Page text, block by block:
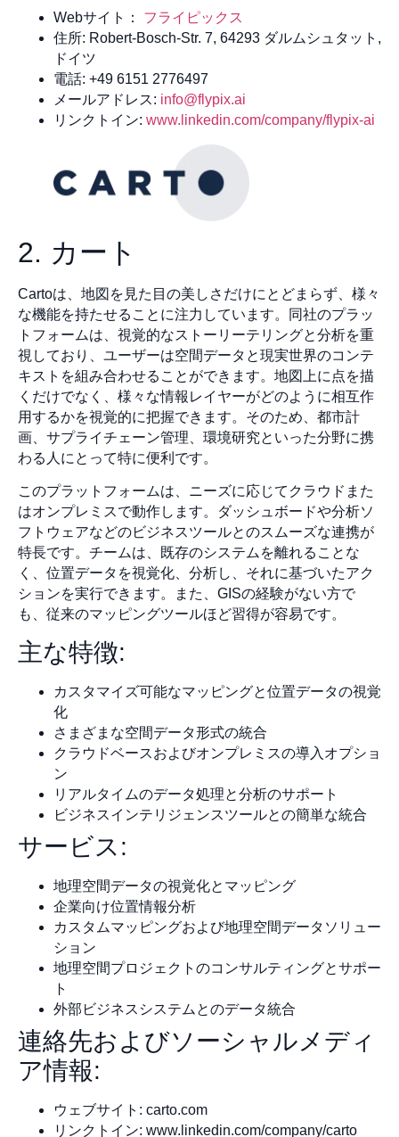
Webサイト： フライピックス
住所: Robert-Bosch-Str. 7, 64293 ダルムシュタット,
ドイツ
電話: +49 6151 2776497
メールアドレス: info@flypix.ai
リンクトイン: www.linkedin.com/company/flypix-ai
2. カート
Cartoは、地図を見た目の美しさだけにとどまらず、様々
な機能を持たせることに注力しています。同社のプラッ
トフォームは、視覚的なストーリーテリングと分析を重
視しており、ユーザーは空間データと現実世界のコンテ
キストを組み合わせることができます。地図上に点を描
くだけでなく、様々な情報レイヤーがどのように相互作
用するかを視覚的に把握できます。そのため、都市計
画、サプライチェーン管理、環境研究といった分野に携
わる人にとって特に便利です。
このプラットフォームは、ニーズに応じてクラウドまた
はオンプレミスで動作します。ダッシュボードや分析ソ
フトウェアなどのビジネスツールとのスムーズな連携が
特長です。チームは、既存のシステムを離れることな
く、位置データを視覚化、分析し、それに基づいたアク
ションを実行できます。また、GISの経験がない方で
も、従来のマッピングツールほど習得が容易です。
主な特徴:
カスタマイズ可能なマッピングと位置データの視覚
化
さまざまな空間データ形式の統合
クラウドベースおよびオンプレミスの導入オプショ
ン
リアルタイムのデータ処理と分析のサポート
ビジネスインテリジェンスツールとの簡単な統合
サービス:
地理空間データの視覚化とマッピング
企業向け位置情報分析
カスタムマッピングおよび地理空間データソリュー
ション
地理空間プロジェクトのコンサルティングとサポー
ト
外部ビジネスシステムとのデータ統合
連絡先およびソーシャルメディ
ア情報:
ウェブサイト: carto.com
リンクトイン: www.linkedin.com/company/carto